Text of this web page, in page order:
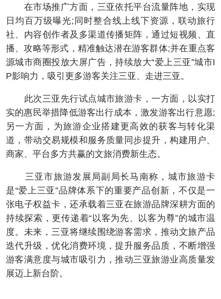
在市场推广方面，三亚依托平台流量阵地，实现
日均百万级曝光;同时整合线上线下资源，联动旅行
社、内容创作者及多渠道传播矩阵，通过短视频、直
播、攻略等形式，精准触达潜在游客群体;并在重点客
源城市商圈投放大屏广告，持续放大“爱上三亚”城市I
P影响力，吸引更多游客关注三亚、走进三亚。
此次三亚先行试点城市旅游卡，一方面，以实打
实的惠民举措降低游客出行成本，激发游客出行意愿;
另一方面，为旅游企业搭建更高效的获客与转化渠
道，带动交易规模和服务质量同步提升，构建用户、
商家、平台多方共赢的文旅消费新生态。
三亚市旅游发展局副局长马南称，城市旅游卡
是“爱上三亚”品牌体系下的重要产品创新，不仅是一
张电子权益卡，还承载着三亚在旅游品牌深耕方面的
持续探索，更传递着“以客为先、以客为尊”的城市温
度。未来，三亚将继续围绕游客需求，推动文旅产品
迭代升级，优化消费环境，提升服务品质，不断增强
游客满意度与城市吸引力，推动三亚旅游业高质量发
展迈上新台阶。